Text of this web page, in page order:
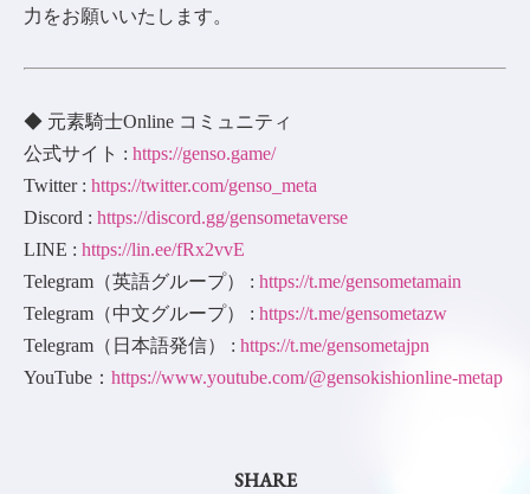
力をお願いいたします。
◆ 元素騎士Online コミュニティ
公式サイト : https://genso.game/
Twitter : https://twitter.com/genso_meta
Discord : https://discord.gg/gensometaverse
LINE : https://lin.ee/fRx2vvE
Telegram（英語グループ） : https://t.me/gensometamain
Telegram（中文グループ） : https://t.me/gensometazw
Telegram（日本語発信） : https://t.me/gensometajpn
YouTube： https://www.youtube.com/@gensokishionline-metap
SHARE